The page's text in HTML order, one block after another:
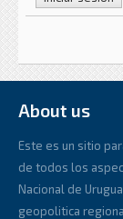
About us
Este es un sitio
de todos los
Nacional de
geopolitica